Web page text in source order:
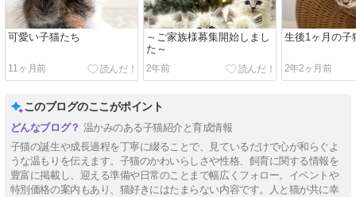
可愛い子猫たち
11ヶ月前
～ご家族様募集開始しまし
た～
2年前
生後1ヶ月の子
2年2ヶ月前
このブログのここがポイント
温かみのある子猫紹介と育成情報
子猫の誕生や成長過程を丁寧に綴ることで、見ているだけで心が和らぐよ
うな温もりを伝えます。子猫のかわいらしさや性格、飼育に関する情報を
豊富に掲載し、迎える準備や日常のことまで幅広くフォロー。イベントや
特別価格の案内もあり、猫好きにはたまらない内容です。人と猫が共に幸